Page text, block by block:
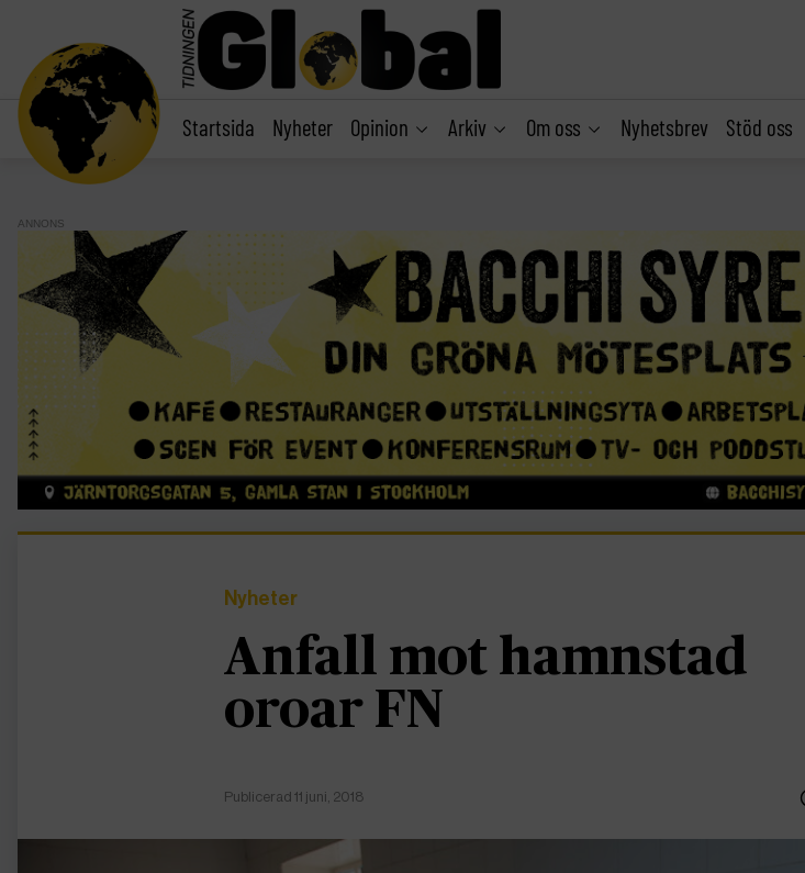
Startsida Nyheter Opinion Arkiv Om oss Nyhetsbrev Stöd oss
ANNONS
Nyheter
Anfall mot hamnstad
oroar FN
Publicerad 11 juni, 2018